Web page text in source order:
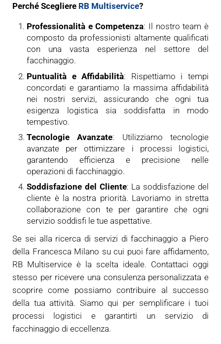
Perché Scegliere RB Multiservice?
Professionalità e Competenza: Il nostro team è
composto da professionisti altamente qualificati
con una vasta esperienza nel settore del
facchinaggio.
Puntualità e Affidabilità: Rispettiamo i tempi
concordati e garantiamo la massima affidabilità
nei nostri servizi, assicurando che ogni tua
esigenza logistica sia soddisfatta in modo
tempestivo.
Tecnologie Avanzate: Utilizziamo tecnologie
avanzate per ottimizzare i processi logistici,
garantendo efficienza e precisione nelle
operazioni di facchinaggio.
Soddisfazione del Cliente: La soddisfazione del
cliente è la nostra priorità. Lavoriamo in stretta
collaborazione con te per garantire che ogni
servizio soddisfi le tue aspettative.
Se sei alla ricerca di servizi di facchinaggio a Piero
della Francesca Milano su cui puoi fare affidamento,
RB Multiservice è la scelta ideale. Contattaci oggi
stesso per ricevere una consulenza personalizzata e
scoprire come possiamo contribuire al successo
della tua attività. Siamo qui per semplificare i tuoi
processi logistici e garantirti un servizio di
facchinaggio di eccellenza.